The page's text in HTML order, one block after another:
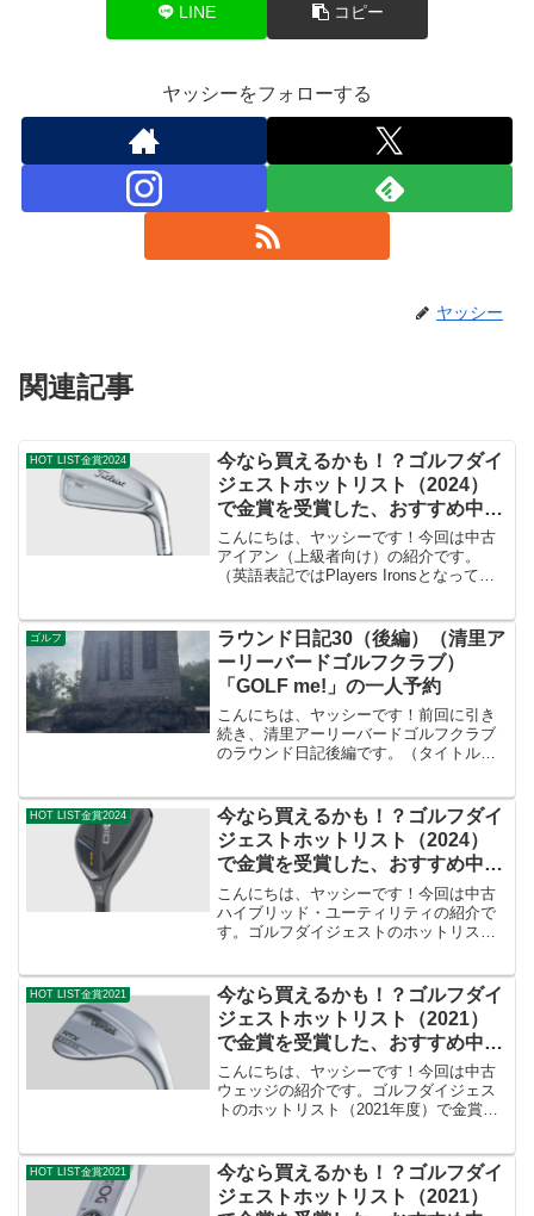
LINE コピー
ヤッシーをフォローする
ヤッシー
関連記事
HOT LIST金賞2024
今なら買えるかも！？ゴルフダイ
ジェストホットリスト（2024）
で金賞を受賞した、おすすめ中古
アイアン（上級者向け）
こんにちは、ヤッシーです！今回は中古
アイアン（上級者向け）の紹介です。
（英語表記ではPlayers Ironsとなってい
が2025年9月現在、中古市場でいくらにな
っ...
ゴルフ
ラウンド日記30（後編）（清里ア
ーリーバードゴルフクラブ）
「GOLF me!」の一人予約
こんにちは、ヤッシーです！前回に引き
続き、清里アーリーバードゴルフクラブ
のラウンド日記後編です。（タイトルの
たヤッシー。後半巻き返すことはできる
のでしょうか？それではスタ...
HOT LIST金賞2024
今なら買えるかも！？ゴルフダイ
ジェストホットリスト（2024）
で金賞を受賞した、おすすめ中古
ハイブリッド・ユーティリティ
こんにちは、ヤッシーです！今回は中古
ハイブリッド・ユーティリティの紹介で
す。ゴルフダイジェストのホットリスト
なっているか調査しました。理由として
は、評価の高か...
HOT LIST金賞2021
今なら買えるかも！？ゴルフダイ
ジェストホットリスト（2021）
で金賞を受賞した、おすすめ中古
ウェッジ
こんにちは、ヤッシーです！今回は中古
ウェッジの紹介です。ゴルフダイジェス
トのホットリスト（2021年度）で金賞を
た。理由としては、評価の高かったクラ
ブの価格の変動を...
HOT LIST金賞2021
今なら買えるかも！？ゴルフダイ
ジェストホットリスト（2021）